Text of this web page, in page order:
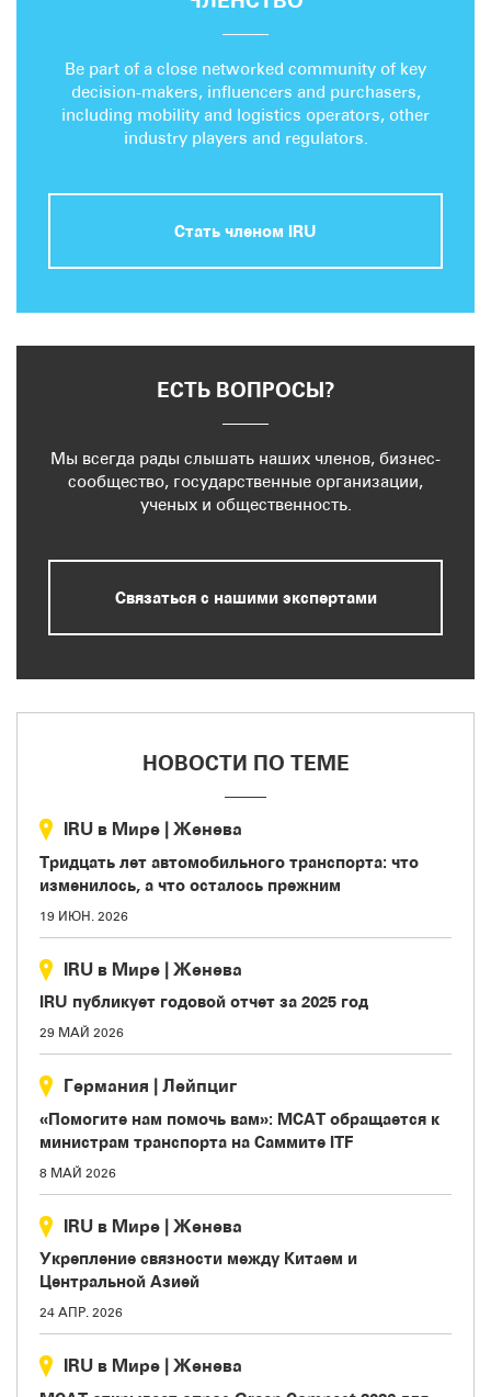
Be part of a close networked community of key
decision-makers, influencers and purchasers,
including mobility and logistics operators, other
industry players and regulators.
Стать членом IRU
ЕСТЬ ВОПРОСЫ?
Мы всегда рады слышать наших членов, бизнес-
сообщество, государственные организации,
ученых и общественность.
Связаться с нашими экспертами
НОВОСТИ ПО ТЕМЕ
IRU в Мире | Женева
Тридцать лет автомобильного транспорта: что
изменилось, а что осталось прежним
19 ИЮН. 2026
IRU в Мире | Женева
IRU публикует годовой отчет за 2025 год
29 МАЙ 2026
Германия | Лейпциг
«Помогите нам помочь вам»: МСАТ обращается к
министрам транспорта на Саммите ITF
8 МАЙ 2026
IRU в Мире | Женева
Укрепление связности между Китаем и
Центральной Азией
24 АПР. 2026
IRU в Мире | Женева